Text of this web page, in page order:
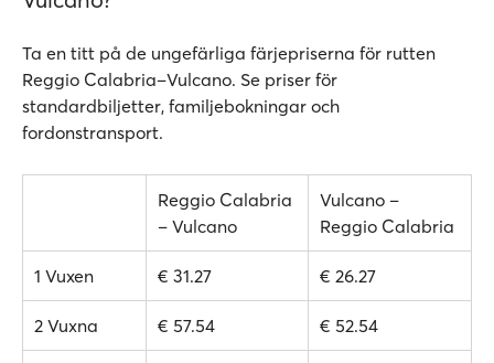
Ta en titt på de ungefärliga färjepriserna för rutten
Reggio Calabria–Vulcano. Se priser för
standardbiljetter, familjebokningar och
fordonstransport.
Reggio Calabria
– Vulcano
Vulcano –
Reggio Calabria
1 Vuxen € 31.27 € 26.27
2 Vuxna € 57.54 € 52.54